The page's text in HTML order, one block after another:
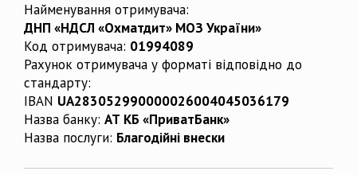
Найменування отримувача:
ДНП «НДСЛ «Охматдит» МОЗ України»
Код отримувача: 01994089
Рахунок отримувача у форматі відповідно до
стандарту:
IBAN UA283052990000026004045036179
Назва банку: АТ КБ «ПриватБанк»
Назва послуги: Благодійні внески